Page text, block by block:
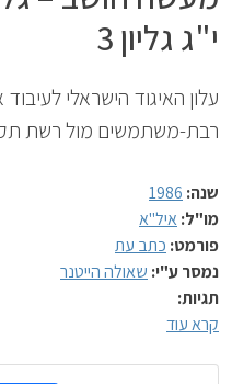
י"ג גליון 3
עלון האיגוד הישראלי
רבת-משתמשים מול רשת
שנה: 1986
מו"ל: איל"א
פורמט: כתב עת
נמסר ע"י: שאולה הייטנר
תגיות:
קרא עוד